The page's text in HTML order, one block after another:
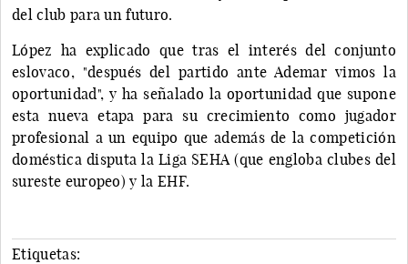
del club para un futuro.
López ha explicado que tras el interés del conjunto
eslovaco, "después del partido ante Ademar vimos la
oportunidad", y ha señalado la oportunidad que supone
esta nueva etapa para su crecimiento como jugador
profesional a un equipo que además de la competición
doméstica disputa la Liga SEHA (que engloba clubes del
sureste europeo) y la EHF.
Etiquetas: